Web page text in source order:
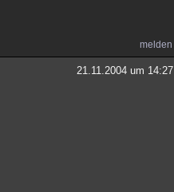
melden
21.11.2004 um 14:27